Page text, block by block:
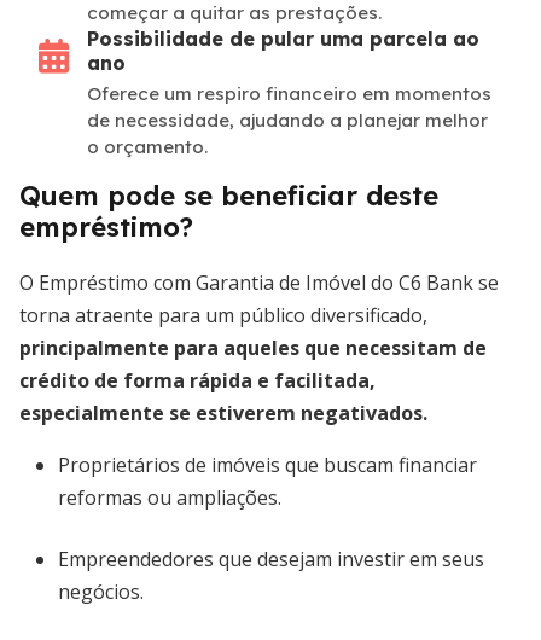
começar a quitar as prestações.
Possibilidade de pular uma parcela ao
ano
Oferece um respiro financeiro em momentos
de necessidade, ajudando a planejar melhor
o orçamento.
Quem pode se beneficiar deste
empréstimo?
O Empréstimo com Garantia de Imóvel do C6 Bank se
torna atraente para um público diversificado,
principalmente para aqueles que necessitam de
crédito de forma rápida e facilitada,
especialmente se estiverem negativados.
Proprietários de imóveis que buscam financiar
reformas ou ampliações.
Empreendedores que desejam investir em seus
negócios.